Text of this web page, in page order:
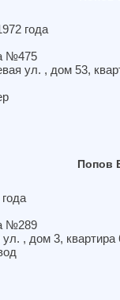
года
№475
ул. , дом 53,
Попов
№289
, дом 3, квартира